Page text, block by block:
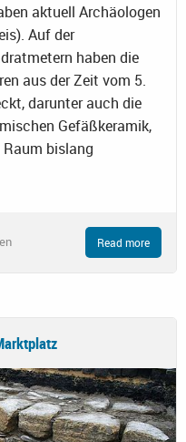
aktuell Archäologen
Auf der
haben die
aus der Zeit vom 5.
darunter auch die
Gefäßkeramik,
bislang
Read more